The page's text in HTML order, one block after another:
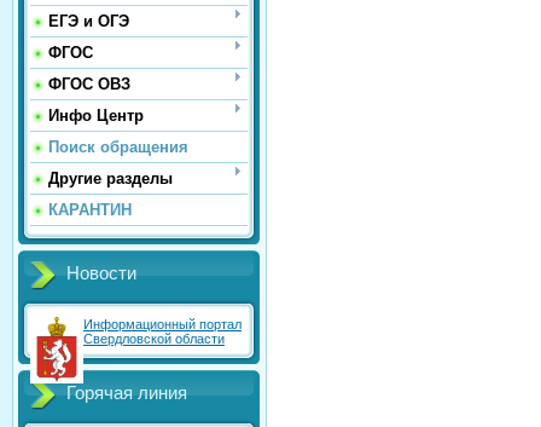
ЕГЭ и ОГЭ
ФГОС
ФГОС ОВЗ
Инфо Центр
Поиск обращения
Другие разделы
КАРАНТИН
Новости
Информационный портал
Свердловской области
Горячая линия